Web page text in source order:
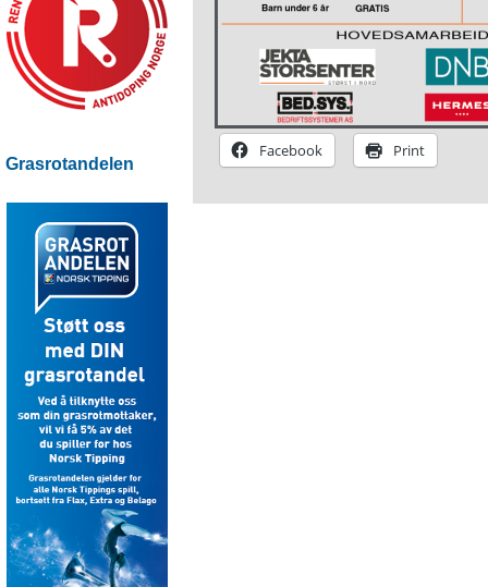
Grasrotandelen
Facebook Print